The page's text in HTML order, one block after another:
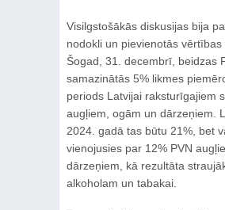
Visilgstošākās diskusijas bija
nodokli un pievienotās vērtības
Šogad, 31. decembrī, beidzas
samazinātās 5% likmes
periods Latvijai raksturīgajiem
augļiem, ogām un dārzeņiem.
2024. gadā tas būtu 21%, bet
vienojusies par 12% PVN
dārzeņiem, kā rezultāta
alkoholam un tabakai.